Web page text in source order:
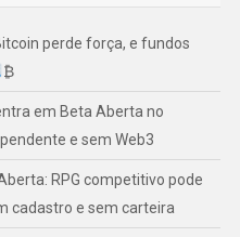
perde força, e fundos
₿
em Beta Aberta no
e sem Web3
RPG competitivo pode
cadastro e sem carteira